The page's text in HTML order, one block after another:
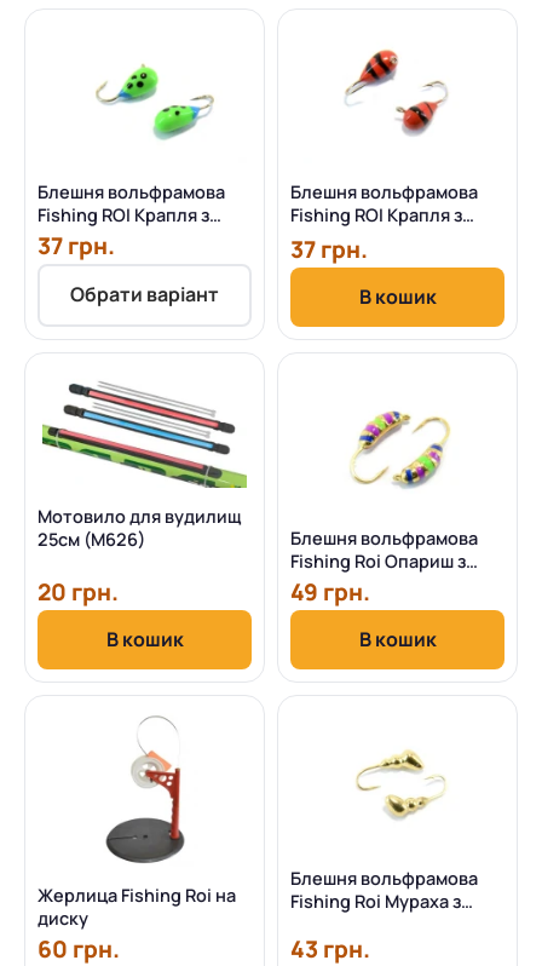
Блешня вольфрамова
Fishing ROI Крапля з
вушком фарбування 3мм
37 грн.
Обрати варіант
Блешня вольфрамова
Fishing ROI Крапля з
вушком фарбування 3мм
37 грн.
В кошик
Мотовило для вудилищ
25см (M626)
20 грн.
В кошик
Блешня вольфрамова
Fishing Roi Опариш з
вушком 4мм
49 грн.
В кошик
Жерлица Fishing Roi на
диску
60 грн.
Блешня вольфрамова
Fishing Roi Мураха з
43 грн.